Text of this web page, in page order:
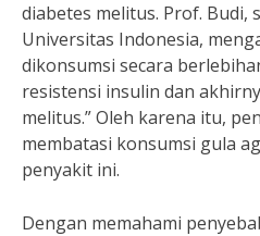
diabetes melitus. Prof. Budi,
Universitas Indonesia,
dikonsumsi secara
resistensi insulin dan
melitus.” Oleh karena itu,
membatasi konsumsi gula
penyakit ini.
Dengan memahami